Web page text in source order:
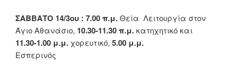
ΣΑΒΒΑΤΟ 14/3ου : 7.00 π.μ.Θεία Λειτουργία στον
Άγιο Αθανάσιο, 10.30-11.30 π.μ.κατηχητικό και
11.30-1.00 μ.μ. χορευτικό, 5.00 μ.μ.
Εσπερινός